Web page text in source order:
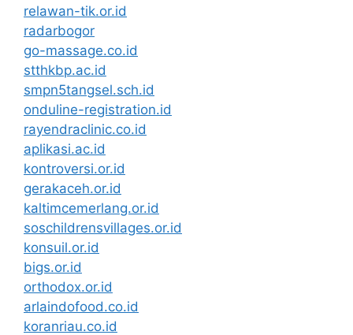
relawan-tik.or.id
radarbogor
go-massage.co.id
stthkbp.ac.id
smpn5tangsel.sch.id
onduline-registration.id
rayendraclinic.co.id
aplikasi.ac.id
kontroversi.or.id
gerakaceh.or.id
kaltimcemerlang.or.id
soschildrensvillages.or.id
konsuil.or.id
bigs.or.id
orthodox.or.id
arlaindofood.co.id
koranriau.co.id